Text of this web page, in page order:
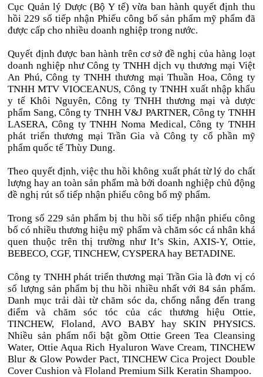
Cục Quản lý Dược (Bộ Y tế) vừa ban hành quyết định thu
hồi 229 số tiếp nhận Phiếu công bố sản phẩm mỹ phẩm đã
được cấp cho nhiều doanh nghiệp trong nước.
Quyết định được ban hành trên cơ sở đề nghị của hàng loạt
doanh nghiệp như Công ty TNHH dịch vụ thương mại Việt
An Phú, Công ty TNHH thương mại Thuần Hoa, Công ty
TNHH MTV VIOCEANUS, Công ty TNHH xuất nhập khẩu
y tế Khôi Nguyên, Công ty TNHH thương mại và dược
phẩm Sang, Công ty TNHH V&J PARTNER, Công ty TNHH
LASERA, Công ty TNHH Noma Medical, Công ty TNHH
phát triển thương mại Trần Gia và Công ty cổ phần mỹ
phẩm quốc tế Thùy Dung.
Theo quyết định, việc thu hồi không xuất phát từ lý do chất
lượng hay an toàn sản phẩm mà bởi doanh nghiệp chủ động
đề nghị rút số tiếp nhận phiếu công bố mỹ phẩm.
Trong số 229 sản phẩm bị thu hồi số tiếp nhận phiếu công
bố có nhiều thương hiệu mỹ phẩm và chăm sóc cá nhân khá
quen thuộc trên thị trường như It’s Skin, AXIS-Y, Ottie,
BEBECO, CGF, TINCHEW, CYSPERA hay BETADINE.
Công ty TNHH phát triển thương mại Trần Gia là đơn vị có
số lượng sản phẩm bị thu hồi nhiều nhất với 84 sản phẩm.
Danh mục trải dài từ chăm sóc da, chống nắng đến trang
điểm và chăm sóc tóc của các thương hiệu Ottie,
TINCHEW, Floland, AVO BABY hay SKIN PHYSICS.
Nhiều sản phẩm nổi bật gồm Ottie Green Tea Cleansing
Water, Ottie Aqua Rich Hyaluron Wave Cream, TINCHEW
Blur & Glow Powder Pact, TINCHEW Cica Project Double
Cover Cushion và Floland Premium Silk Keratin Shampoo.